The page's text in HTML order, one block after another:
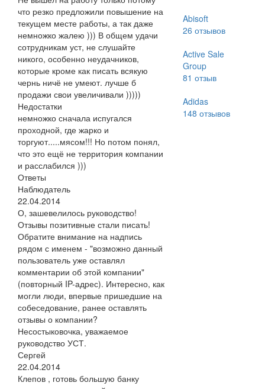
что резко предложили повышение на
текущем месте работы, а так даже
немножко жалею ))) В общем удачи
сотрудникам уст, не слушайте
никого, особенно неудачников,
которые кроме как писать всякую
чернь ничё не умеют. лучше б
продажи свои увеличивали )))))
Недостатки
немножко сначала испугался
проходной, где жарко и
торгуют.....мясом!!! Но потом понял,
что это ещё не территория компании
и расслабился )))
Ответы
Наблюдатель
22.04.2014
О, зашевелилось руководство!
Отзывы позитивные стали писать!
Обратите внимание на надпись
рядом с именем - "возможно данный
пользователь уже оставлял
комментарии об этой компании"
(повторный IP-адрес). Интересно, как
могли люди, впервые пришедшие на
собеседование, ранее оставлять
отзывы о компании?
Несостыковочка, уважаемое
руководство УСТ.
Сергей
22.04.2014
Клепов , готовь большую банку
Abisoft
26 отзывов
Active Sale
Group
81 отзыв
Adidas
148 отзывов